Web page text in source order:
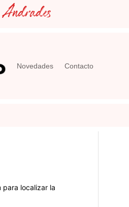
Novedades Contacto
localizar la